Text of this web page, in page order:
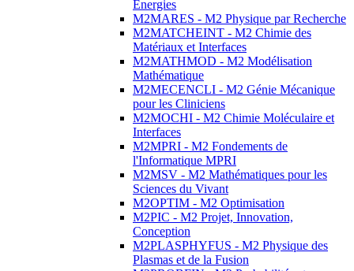
Energies
M2MARES - M2 Physique par Recherche
M2MATCHEINT - M2 Chimie des
Matériaux et Interfaces
M2MATHMOD - M2 Modélisation
Mathématique
M2MECENCLI - M2 Génie Mécanique
pour les Cliniciens
M2MOCHI - M2 Chimie Moléculaire et
Interfaces
M2MPRI - M2 Fondements de
l'Informatique MPRI
M2MSV - M2 Mathématiques pour les
Sciences du Vivant
M2OPTIM - M2 Optimisation
M2PIC - M2 Projet, Innovation,
Conception
M2PLASPHYFUS - M2 Physique des
Plasmas et de la Fusion